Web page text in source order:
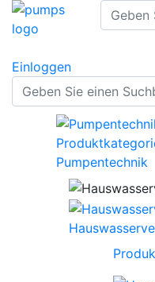
Einloggen
Pumpentechnik